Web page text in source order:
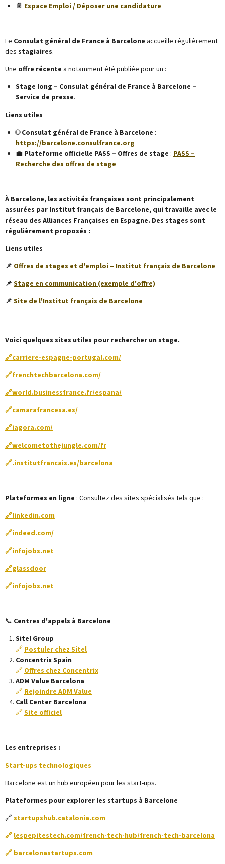
📄 Espace Emploi / Déposer une candidature
Le Consulat général de France à Barcelone accueille régulièrement
des stagiaires.
Une offre récente a notamment été publiée pour un :
Stage long – Consulat général de France à Barcelone –
Service de presse.
Liens utiles
🌐Consulat général de France à Barcelone :
https://barcelone.consulfrance.org
💼 Plateforme officielle PASS – Offres de stage : PASS –
Recherche des offres de stage
À Barcelone, les activités françaises sont principalement
assurées par Institut français de Barcelone, qui travaille avec le
réseau des Alliances Françaises en Espagne. Des stages sont
régulièrement proposés :
Liens utiles
📌 Offres de stages et d'emploi – Institut français de Barcelone
📌 Stage en communication (exemple d'offre)
📌 Site de l'Institut français de Barcelone
Voici quelques sites utiles pour rechercher un stage.
🔗carriere-espagne-portugal.com/
🔗frenchtechbarcelona.com/
🔗world.businessfrance.fr/espana/
🔗camarafrancesa.es/
🔗iagora.com/
🔗welcometothejungle.com/fr
🔗.institutfrancais.es/barcelona
Plateformes en ligne : Consultez des sites spécialisés tels que :
🔗linkedin.com
🔗indeed.com/
🔗infojobs.net
🔗glassdoor
🔗infojobs.net
📞 Centres d'appels à Barcelone
Sitel Group
🔗 Postuler chez Sitel
Concentrix Spain
🔗 Offres chez Concentrix
ADM Value Barcelona
🔗 Rejoindre ADM Value
Call Center Barcelona
🔗Site officiel
Les entreprises :
Start-ups technologiques
Barcelone est un hub européen pour les start-ups.
Plateformes pour explorer les startups à Barcelone
🔗startupshub.catalonia.com
🔗 lespepitestech.com/french-tech-hub/french-tech-barcelona
🔗 barcelonastartups.com